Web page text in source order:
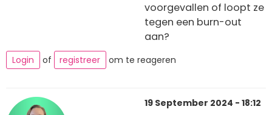
voorgevallen of loopt ze
tegen een burn-out
aan?
Login of registreer om te reageren
19 September 2024 - 18:12